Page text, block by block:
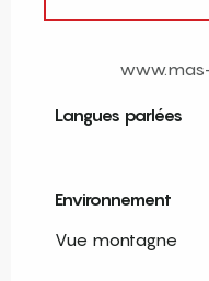
Langues parlées
Langues parlées
Environnement
Environnement
Vue montagne